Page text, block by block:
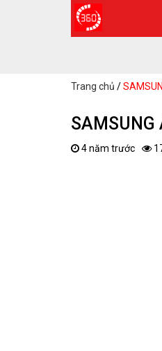
Trang chủ /
SAMSUNG
4 năm trước